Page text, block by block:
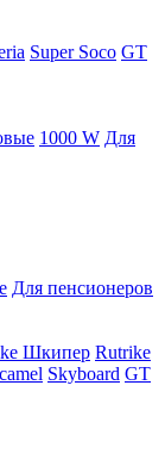
Super Soco GT
1000 W Для
Для пенсионеров
Шкипер Rutrike
Skyboard GT